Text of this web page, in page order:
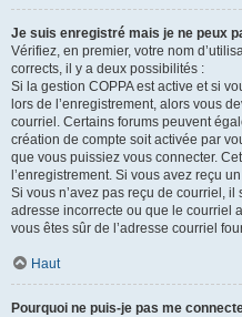
Je suis enregistré mais je ne peux
Vérifiez, en premier, votre nom
corrects, il y a deux possibilités :
Si la gestion COPPA est active et si
lors de l’enregistrement, alors vous
courriel. Certains forums peuvent
création de compte soit activée par
que vous puissiez vous connecter.
l’enregistrement. Si vous avez reçu
Si vous n’avez pas reçu de courriel,
adresse incorrecte ou que le courriel
vous êtes sûr de l’adresse courriel
Haut
Pourquoi ne puis-je pas me